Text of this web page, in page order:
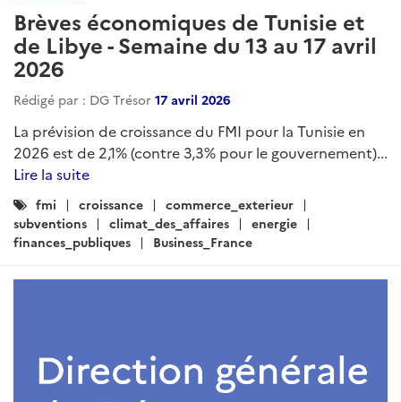
Brèves économiques de Tunisie et
de Libye - Semaine du 13 au 17 avril
2026
Rédigé par : DG Trésor 17 avril 2026
La prévision de croissance du FMI pour la Tunisie en
2026 est de 2,1% (contre 3,3% pour le gouvernement)...
Lire la suite
Catégories
:
fmi croissance
commerce_exterieur
subventions
climat_des_affaires
energie
finances_publiques
Business_France